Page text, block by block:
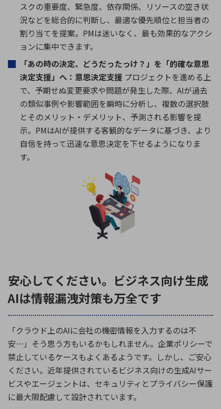
スクの重要度、緊急度、依存関係、リソースの空き状
況などを総合的に判断し、最適な優先順位と担当者の
割り当てを提案。 PMは迷いなく、最も効果的なアクシ
ョンに集中できます。
「あの時の決定、どうだったっけ？」を「的確な意思
決定支援」へ：意思決定支援 プロジェクトを進める上
で、予期せぬ変更要求や問題が発生した際、 AIが過去
の類似事例や影響範囲を瞬時に分析し、複数の選択肢
とそのメリット・デメリット、予測される影響を提
示。 PMはAIが提供する客観的なデータに基づき、より
自信を持って迅速な意思決定を下せるようになりま
す。
安心してください。ビジネス向け生成
AIは情報漏洩対策も万全です
「クラウド上のAIに会社の機密情報を入力するのは不
安… 」そう思う方もいるかもしれません。企業ポリシーで
禁止しているケースもよくあるようです。しかし、ご安心
ください。近年提供されているビジネス向けの生成AIサー
ビスやエージェントは、セキュリティとプライバシー保護
に最大限配慮して設計されています。